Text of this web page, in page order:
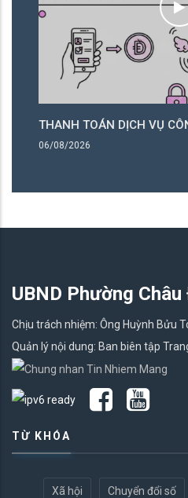
THANH TOÁN DỊCH VỤ
06/08/2026
UBND Phường
Chịu trách nhiệm: Ông Huỳnh Bửu
Quản lý nội dung: Ban biên tập
TỪ KHÓA
Xã hội Chuyển đổi số